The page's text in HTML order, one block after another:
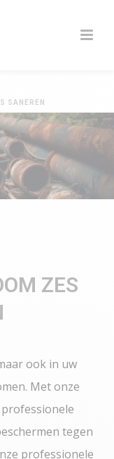
SANEREN
ZES
ook in uw
Met onze
tegen
professionele